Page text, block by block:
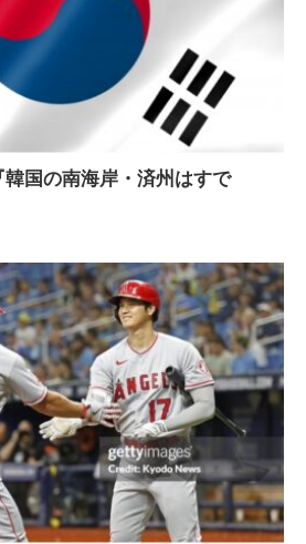
国の南海岸・済州はすで